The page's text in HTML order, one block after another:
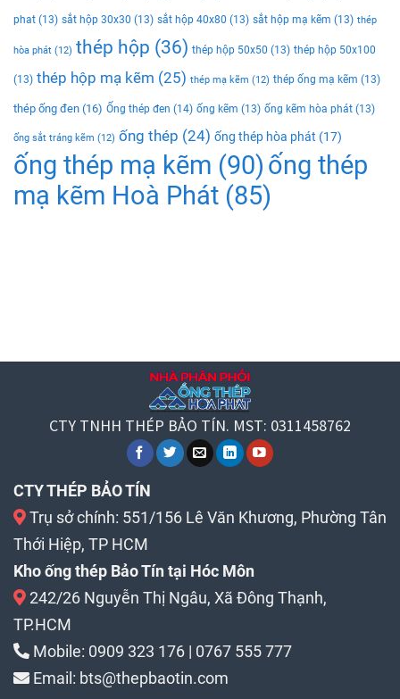
phat (13) sắt hộp 30x30 (13) sắt hộp 40x80 (13) sắt hộp mạ kẽm (13) thép
hòa phát (12) thép hộp (36) thép hộp 50x50 (13) thép hộp 50x100
(13) thép hộp mạ kẽm (25) thép mạ kẽm (12) thép ống mạ kẽm (13)
thép ống đen (16) Ống thép đen (14) ống kẽm (13) ống kẽm hòa phát (13)
ống sắt tráng kẽm (12) ống thép (24) ống thép hòa phát (17)
ống thép mạ kẽm (90) ống thép
mạ kẽm Hoà Phát (85)
CTY TNHH THÉP BẢO TÍN. MST: 0311458762
CTY THÉP BẢO TÍN
Trụ sở chính: 551/156 Lê Văn Khương, Phường Tân
Thới Hiệp, TP HCM
Kho ống thép Bảo Tín tại Hóc Môn
242/26 Nguyễn Thị Ngâu, Xã Đông Thạnh,
TP.HCM
Mobile: 0909 323 176 | 0767 555 777
Email: bts@thepbaotin.com